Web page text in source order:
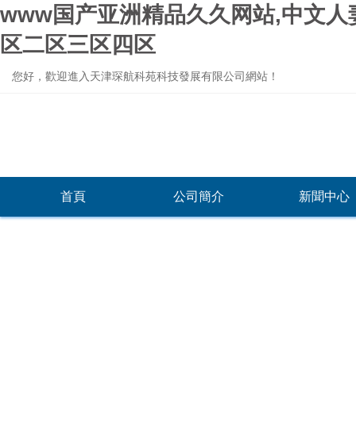
www国产亚洲精品久久网站,中文
区二区三区四区
您好，歡迎進入天津琛航科苑科技發展有限公司網站！
首頁 公司簡介 新聞中心